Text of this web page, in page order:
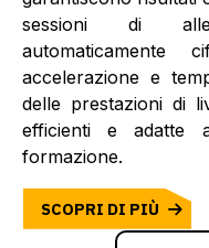
sessioni di
automaticamente
accelerazione e
delle prestazioni di
efficienti e adatte
formazione.
SCOPRI DI PIÙ